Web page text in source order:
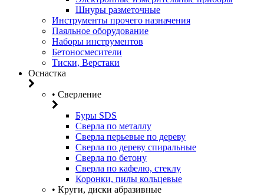
Шнуры разметочные
Инструменты прочего назначения
Паяльное оборудование
Наборы инструментов
Бетоносмесители
Тиски, Верстаки
Оснастка
• Сверление
Буры SDS
Сверла по металлу
Сверла перьевые по дереву
Сверла по дереву спиральные
Сверла по бетону
Сверла по кафелю, стеклу
Коронки, пилы кольцевые
• Круги, диски абразивные